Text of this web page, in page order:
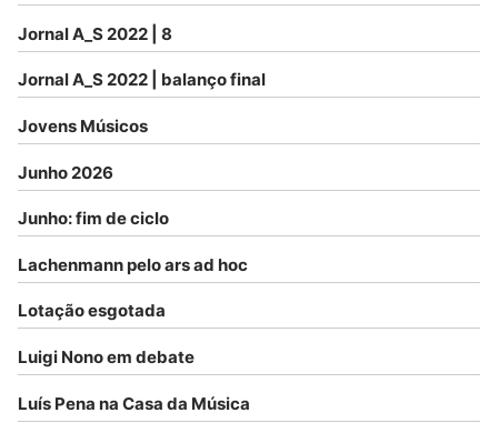
Jornal A_S 2022 | 8
Jornal A_S 2022 | balanço final
Jovens Músicos
Junho 2026
Junho: fim de ciclo
Lachenmann pelo ars ad hoc
Lotação esgotada
Luigi Nono em debate
Luís Pena na Casa da Música